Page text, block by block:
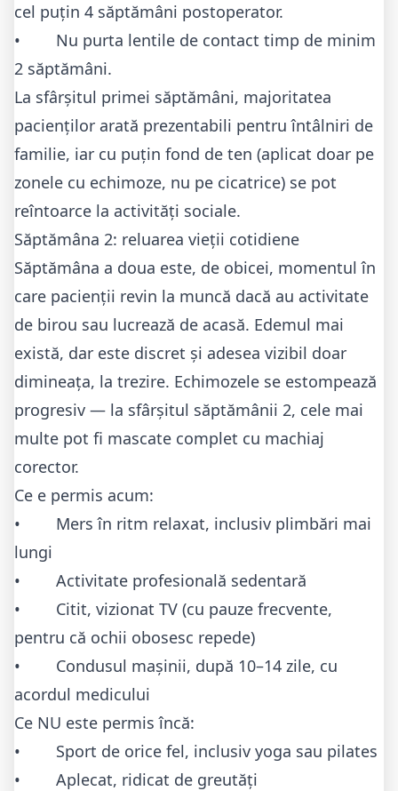
cel puțin 4 săptămâni postoperator.
• Nu purta lentile de contact timp de minim
2 săptămâni.
La sfârșitul primei săptămâni, majoritatea
pacienților arată prezentabili pentru întâlniri de
familie, iar cu puțin fond de ten (aplicat doar pe
zonele cu echimoze, nu pe cicatrice) se pot
reîntoarce la activități sociale.
Săptămâna 2: reluarea vieții cotidiene
Săptămâna a doua este, de obicei, momentul în
care pacienții revin la muncă dacă au activitate
de birou sau lucrează de acasă. Edemul mai
există, dar este discret și adesea vizibil doar
dimineața, la trezire. Echimozele se estompează
progresiv — la sfârșitul săptămânii 2, cele mai
multe pot fi mascate complet cu machiaj
corector.
Ce e permis acum:
• Mers în ritm relaxat, inclusiv plimbări mai
lungi
• Activitate profesională sedentară
• Citit, vizionat TV (cu pauze frecvente,
pentru că ochii obosesc repede)
• Condusul mașinii, după 10–14 zile, cu
acordul medicului
Ce NU este permis încă:
• Sport de orice fel, inclusiv yoga sau pilates
• Aplecat, ridicat de greutăți